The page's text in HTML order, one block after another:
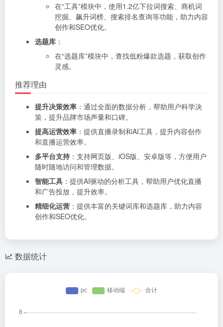
在“工具”模块中，使用1.2亿下拉词搜索、商机词
挖掘、飙升词榜、搜索排名查询等功能，助力内容
创作和SEO优化。
选题库 ：
在“选题库”模块中，查找低粉爆款选题，获取创作
灵感。
推荐理由
提升决策效率 ：通过全面的数据分析，帮助用户科学决
策，提升品牌市场声量和口碑。
提高运营效率 ：提供直播录制和AI工具，提升内容创作
和直播运营效率。
多平台支持 ：支持网页版、iOS版、安卓版等，方便用户
随时随地访问和管理数据。
智能工具 ：提供AI驱动的分析工具，帮助用户优化直播
和广告投放，提升效率。
精细化运营 ：提供丰富的关键词库和选题库，助力内容
创作和SEO优化。
数据统计